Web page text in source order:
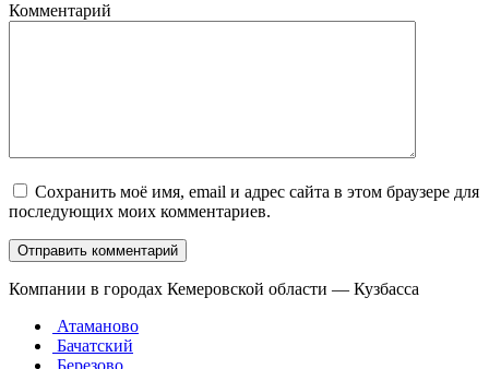
Комментарий
Сохранить моё имя, email и адрес сайта в этом браузере для
последующих моих комментариев.
Компании в городах Кемеровской области — Кузбасса
Атаманово
Бачатский